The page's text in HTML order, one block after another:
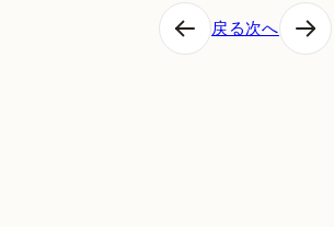
戻る次へ